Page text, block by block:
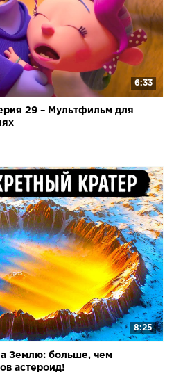
6:33
29 – Мультфильм для
8:25
Землю: больше, чем
астероид!